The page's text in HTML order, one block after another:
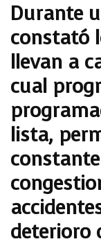
Durante
constató
llevan a
cual
lista,
deterioro